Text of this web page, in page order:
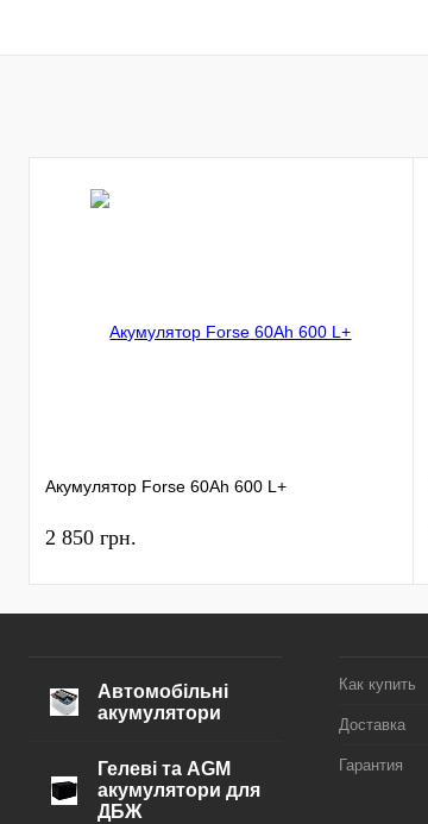
Акумулятор Forse 60Ah 600 L+
2 850 грн.
Автомобільні
акумулятори
Гелеві та AGM
акумулятори для
ДБЖ
Как купить
Доставка
Гарантия